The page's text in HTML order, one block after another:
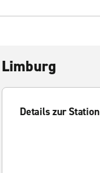
Limburg
Details zur Station